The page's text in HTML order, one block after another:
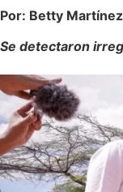
Por: Betty
Se detectaron